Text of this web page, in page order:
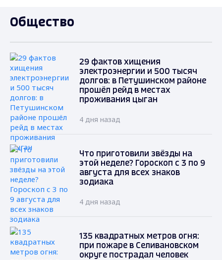
Общество
29 фактов хищения
электроэнергии и 500 тысяч
долгов: в Петушинском районе
прошёл рейд в местах
проживания цыган
4 дня назад
Что приготовили звёзды на
этой неделе? Гороскоп с 3 по 9
августа для всех знаков
зодиака
4 дня назад
135 квадратных метров огня:
при пожаре в Селивановском
округе пострадал человек